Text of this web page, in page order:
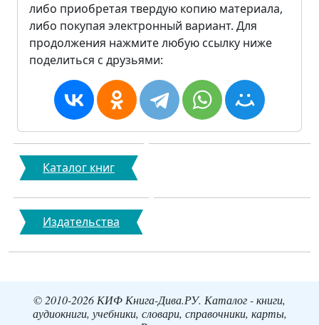
либо приобретая твердую копию материала,
либо покупая электронный вариант. Для
продолжения нажмите любую ссылку ниже
поделиться с друзьями:
Каталог книг
Издательства
© 2010-2026 КИФ Книга-Дива.РУ. Каталог - книги,
аудиокниги, учебники, словари, справочники, карты,